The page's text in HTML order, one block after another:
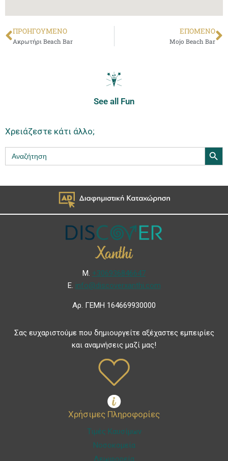
ΠΡΟΗΓΟΎΜΕΝΟ
Ακρωτήρι Beach Bar
ΕΠΌΜΕΝΟ
Mojo Beach Bar
See all Fun
Χρειάζεστε κάτι άλλο;
Search
for:
Search
Μ. +306936846647
Ε. info@discoverxanthi.com
Αρ. ΓΕΜΗ 164669930000
Σας ευχαριστούμε που δημιουργείτε αξέχαστες εμπειρίες
και αναμνήσεις μαζί μας!
Χρήσιμες Πληροφορίες
Τιμές Καυσίμων
Νοσοκομεία